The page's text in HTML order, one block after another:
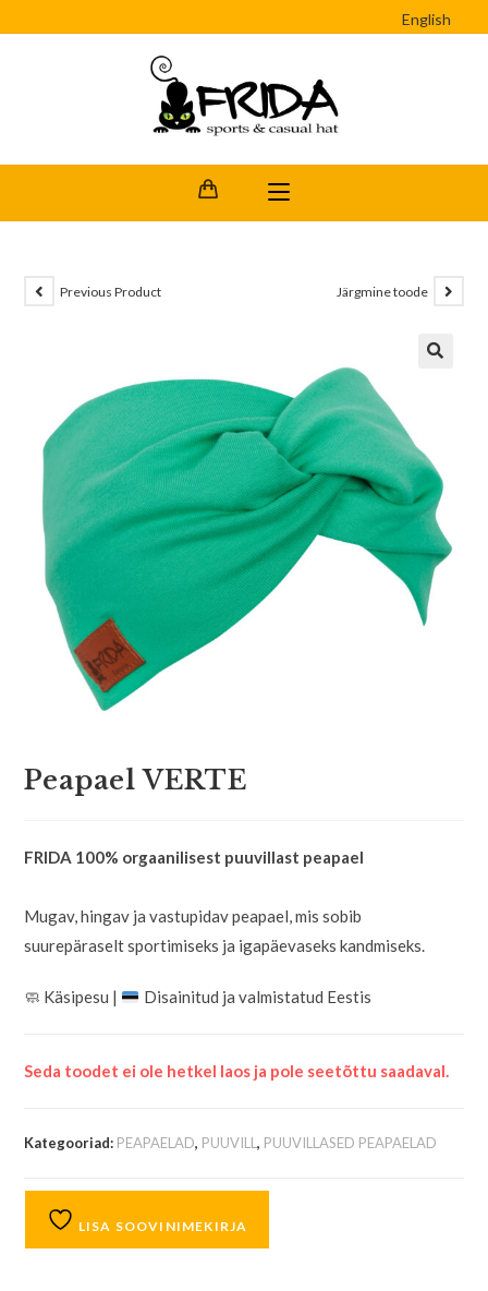
English
Previous Product Järgmine toode
Peapael VERTE
FRIDA 100% orgaanilisest puuvillast peapael
Mugav, hingav ja vastupidav peapael, mis sobib
suurepäraselt sportimiseks ja igapäevaseks kandmiseks.
🧼 Käsipesu | Disainitud ja valmistatud Eestis
Seda toodet ei ole hetkel laos ja pole seetõttu saadaval.
Kategooriad: PEAPAELAD, PUUVILL, PUUVILLASED PEAPAELAD
LISA SOOVINIMEKIRJA